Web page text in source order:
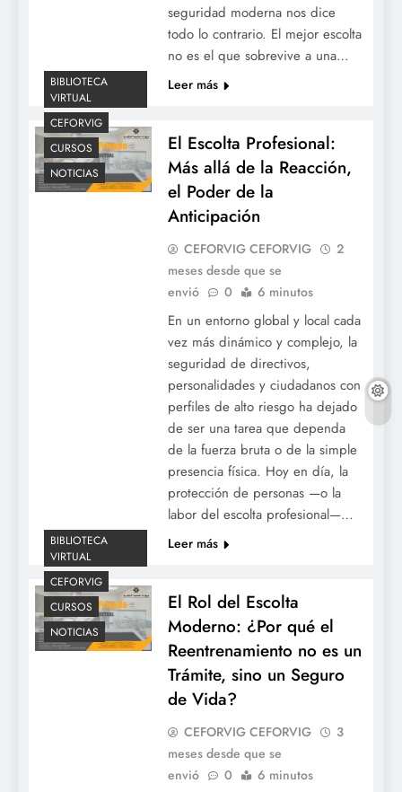
seguridad moderna nos dice
todo lo contrario. El mejor escolta
no es el que sobrevive a una…
Leer más
BIBLIOTECA
VIRTUAL
CEFORVIG
CURSOS
NOTICIAS
El Escolta Profesional:
Más allá de la Reacción,
el Poder de la
Anticipación
CEFORVIG CEFORVIG
2
meses desde que se
envió
0 6 minutos
En un entorno global y local cada
vez más dinámico y complejo, la
seguridad de directivos,
personalidades y ciudadanos con
perfiles de alto riesgo ha dejado
de ser una tarea que dependa
de la fuerza bruta o de la simple
presencia física. Hoy en día, la
protección de personas —o la
labor del escolta profesional—…
Leer más
BIBLIOTECA
VIRTUAL
CEFORVIG
CURSOS
NOTICIAS
El Rol del Escolta
Moderno: ¿Por qué el
Reentrenamiento no es un
Trámite, sino un Seguro
de Vida?
CEFORVIG CEFORVIG
3
meses desde que se
envió
0 6 minutos